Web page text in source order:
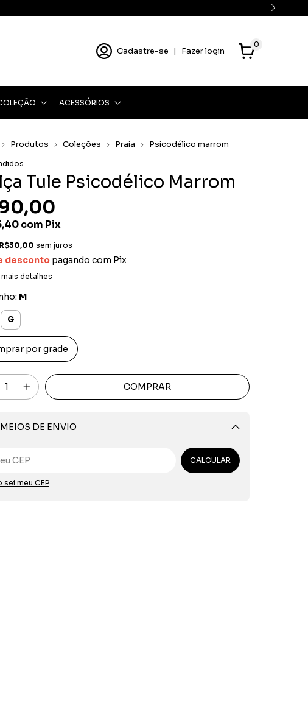
Cadastre-se | Fazer login
0
ACESSÓRIOS
Produtos Coleções Praia Psicodélico marrom
Tule Psicodélico Marrom
com Pix
R$30,00 sem juros
desconto pagando com Pix
detalhes
M
G
por grade
MEIOS DE ENVIO
Alterar CEP
CALCULAR
sei meu CEP